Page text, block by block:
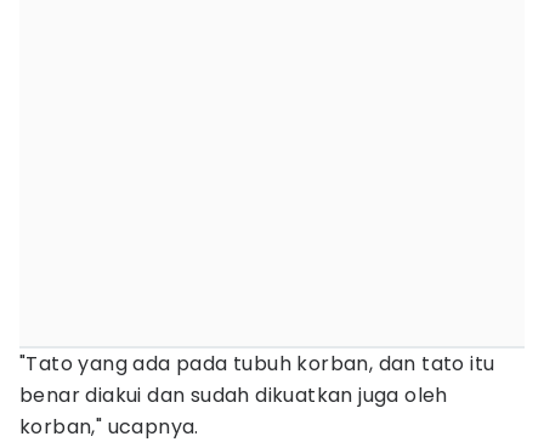
"Tato yang ada pada tubuh korban, dan tato itu
benar diakui dan sudah dikuatkan juga oleh
korban," ucapnya.